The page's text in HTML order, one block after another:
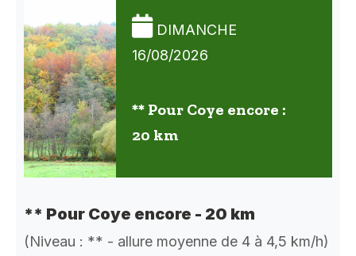
DIMANCHE
16/08/2026
** Pour Coye encore :
20 km
** Pour Coye encore - 20 km
(Niveau : ** - allure moyenne de 4 à 4,5 km/h)